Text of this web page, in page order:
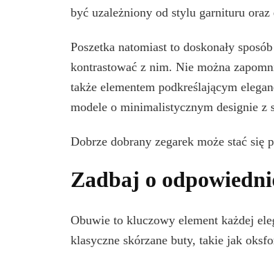
być uzależniony od stylu garnituru
Poszetka natomiast to doskonały
kontrastować z nim. Nie można
także elementem podkreślającym
modele o minimalistycznym designie z
Dobrze dobrany zegarek może stać się
Zadbaj o
Obuwie to kluczowy element każdej
klasyczne skórzane buty, takie jak